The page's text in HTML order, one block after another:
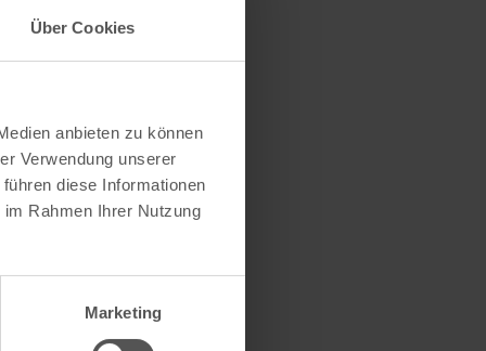
Über Cookies
anbieten zu können
Verwendung unserer
diese Informationen
Rahmen Ihrer Nutzung
Marketing